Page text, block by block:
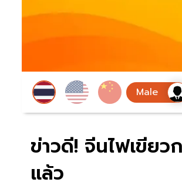
ข่าวดี! จีนไฟเขียว
แล้ว